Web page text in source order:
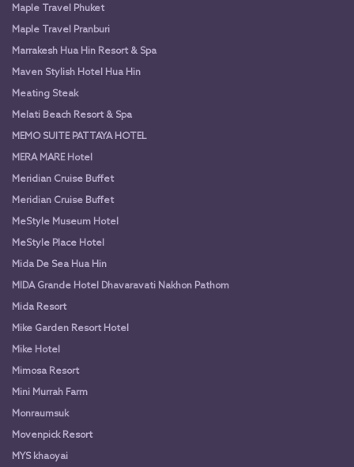
Maple Travel Phuket
Maple Travel Pranburi
Marrakesh Hua Hin Resort & Spa
Maven Stylish Hotel Hua Hin
Meating Steak
Melati Beach Resort & Spa
MEMO SUITE PATTAYA HOTEL
MERA MARE Hotel
Meridian Cruise Buffet
Meridian Cruise Buffet
MeStyle Museum Hotel
MeStyle Place Hotel
Mida De Sea Hua Hin
MIDA Grande Hotel Dhavaravati Nakhon Pathom
Mida Resort
Mike Garden Resort Hotel
Mike Hotel
Mimosa Resort
Mini Murrah Farm
Monraumsuk
Movenpick Resort
MYS khaoyai